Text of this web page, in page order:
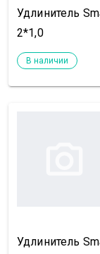
Удлинитель
2*1,0
В наличии
Удлинитель